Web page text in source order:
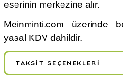
eserinin merkezine alır.
Meinminti.com üzerinde
yasal KDV dahildir.
TAKSIT SEÇENEKLERI